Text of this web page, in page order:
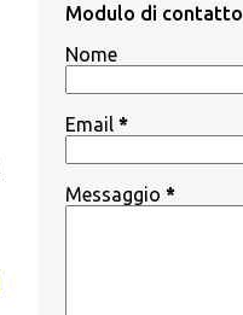
Modulo di contatto
Nome
Email *
Messaggio *